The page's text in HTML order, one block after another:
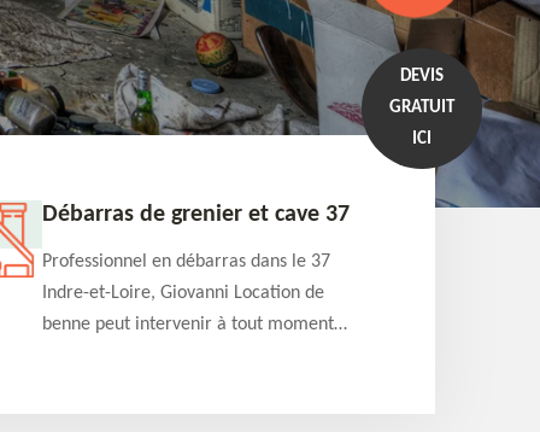
DEVIS
GRATUIT
ICI
Débarras de grenier et cave 37
Professionnel en débarras dans le 37
Indre-et-Loire, Giovanni Location de
benne peut intervenir à tout moment
détaillé offert